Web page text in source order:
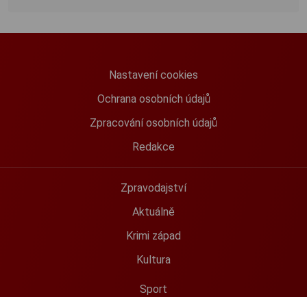
Nastavení cookies
Ochrana osobních údajů
Zpracování osobních údajů
Redakce
Zpravodajství
Aktuálně
Krimi západ
Kultura
Sport